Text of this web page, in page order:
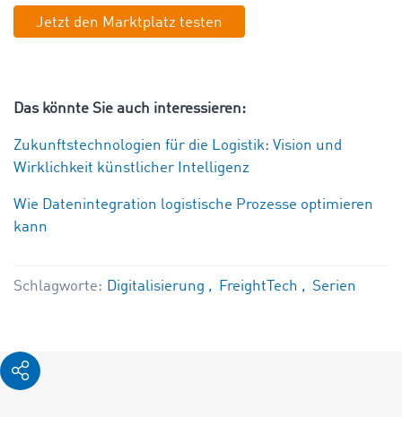
Jetzt den Marktplatz testen
Das könnte Sie auch interessieren:
Zukunftstechnologien für die Logistik: Vision und
Wirklichkeit künstlicher Intelligenz
Wie Datenintegration logistische Prozesse optimieren
kann
Schlagworte: Digitalisierung FreightTech Serien